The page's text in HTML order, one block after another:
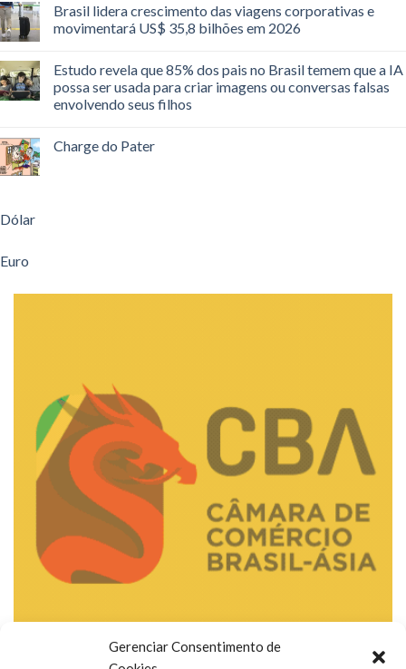
Gerenciar Consentimento de
Brasil lidera crescimento das viagens corporativas e
movimentará US$ 35,8 bilhões em 2026
Estudo revela que 85% dos pais no Brasil temem que a IA
possa ser usada para criar imagens ou conversas falsas
envolvendo seus filhos
Charge do Pater
Dólar
Euro